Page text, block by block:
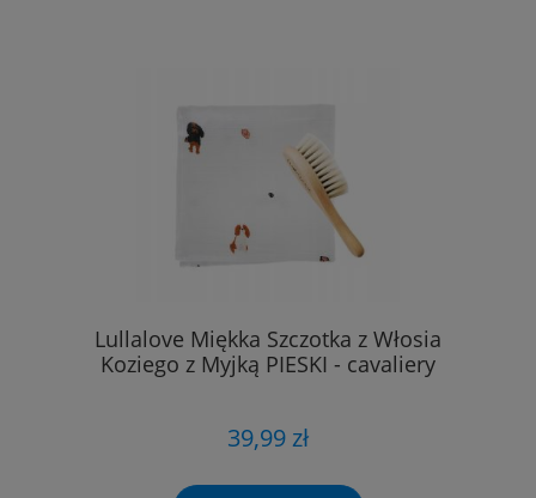
Lullalove Miękka Szczotka z Włosia
Koziego z Myjką PIESKI - cavaliery
39,99 zł